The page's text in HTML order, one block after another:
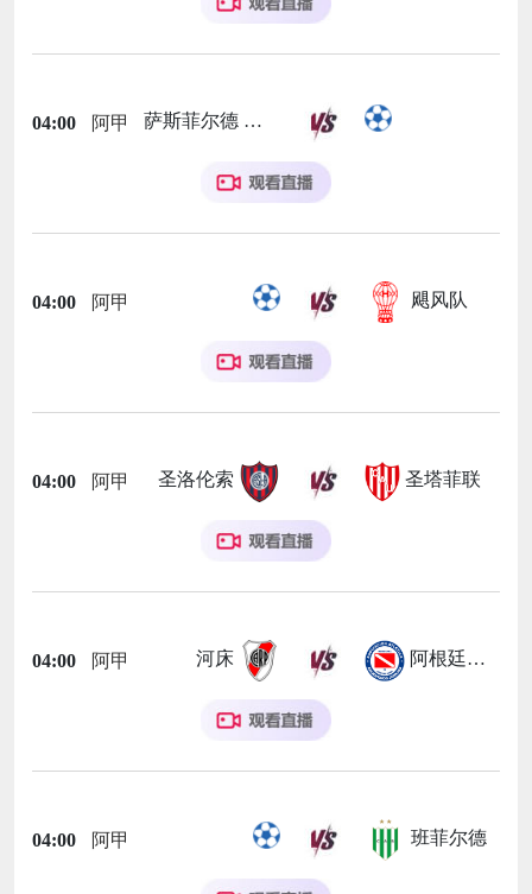
04:00 阿甲 萨斯菲尔德
04:00 阿甲 飓风队
04:00 阿甲 圣洛伦索 圣塔菲联
04:00 阿甲 河床 阿根廷青年人
04:00 阿甲 班菲尔德